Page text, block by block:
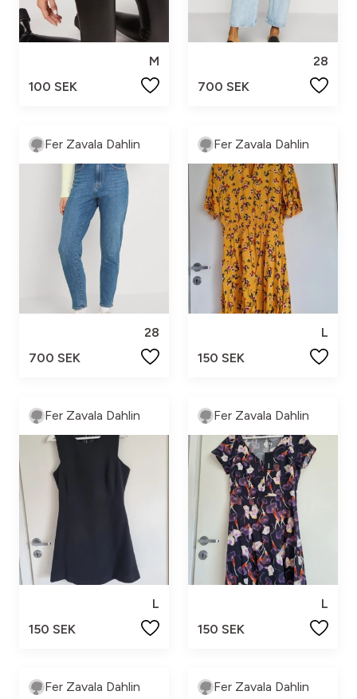
M
100 SEK
28
700 SEK
Fer Zavala Dahlin
28
700 SEK
Fer Zavala Dahlin
L
150 SEK
Fer Zavala Dahlin
L
150 SEK
Fer Zavala Dahlin
L
150 SEK
Fer Zavala Dahlin Fer Zavala Dahlin